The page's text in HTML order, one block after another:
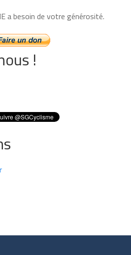
a besoin de votre générosité.
!